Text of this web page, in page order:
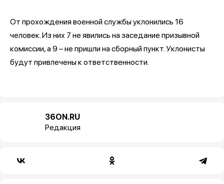
От прохождения военной службы уклонились 16
человек. Из них 7 не явились на заседание призывной
комиссии, а 9 – не пришли на сборный пункт. Уклонисты
будут привлечены к ответственности.
36ON.RU
Редакция